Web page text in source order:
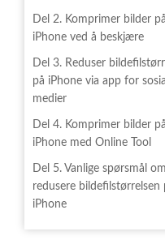
Del 2. Komprimer bilder på
iPhone ved å beskjære
Del 3. Reduser
på iPhone via app for
medier
Del 4. Komprimer bilder på
iPhone med Online Tool
Del 5. Vanlige spørsmål
redusere bildefilstørrelsen
iPhone